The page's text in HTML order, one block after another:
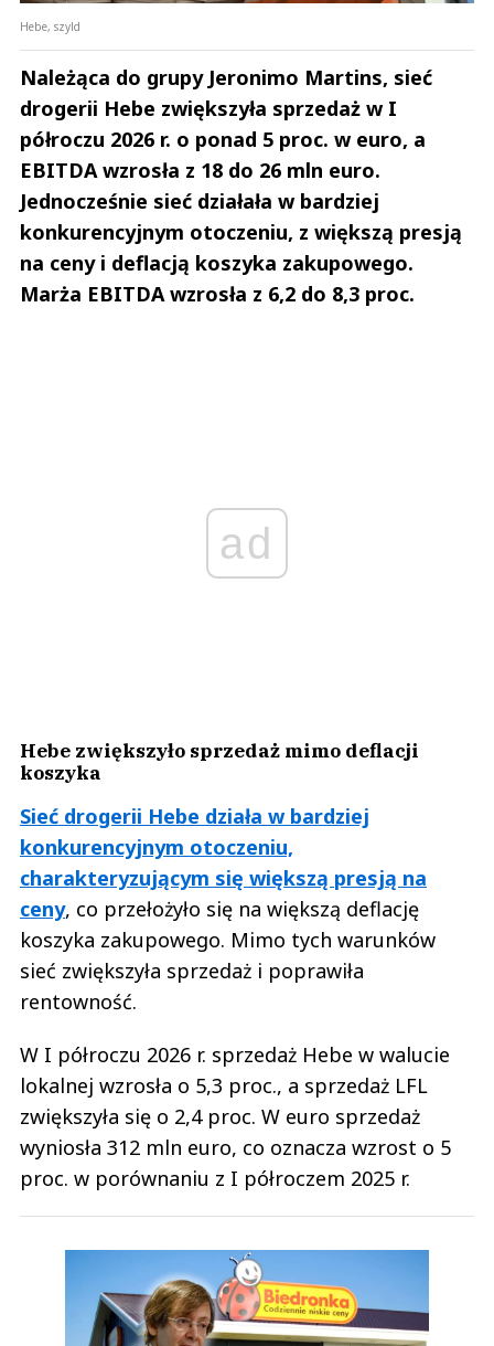
Hebe, szyld
Należąca do grupy Jeronimo Martins, sieć
drogerii Hebe zwiększyła sprzedaż w I
półroczu 2026 r. o ponad 5 proc. w euro, a
EBITDA wzrosła z 18 do 26 mln euro.
Jednocześnie sieć działała w bardziej
konkurencyjnym otoczeniu, z większą presją
na ceny i deflacją koszyka zakupowego.
Marża EBITDA wzrosła z 6,2 do 8,3 proc.
ad
Hebe zwiększyło sprzedaż mimo deflacji
koszyka
Sieć drogerii Hebe działa w bardziej
konkurencyjnym otoczeniu,
charakteryzującym się większą presją na
ceny, co przełożyło się na większą deflację
koszyka zakupowego. Mimo tych warunków
sieć zwiększyła sprzedaż i poprawiła
rentowność.
W I półroczu 2026 r. sprzedaż Hebe w walucie
lokalnej wzrosła o 5,3 proc., a sprzedaż LFL
zwiększyła się o 2,4 proc. W euro sprzedaż
wyniosła 312 mln euro, co oznacza wzrost o 5
proc. w porównaniu z I półroczem 2025 r.